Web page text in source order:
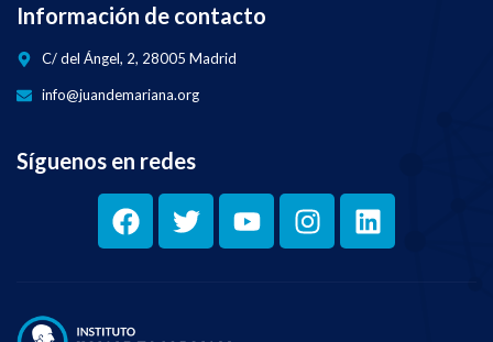
Información de contacto
C/ del Ángel, 2, 28005 Madrid
info@juandemariana.org
Síguenos en redes